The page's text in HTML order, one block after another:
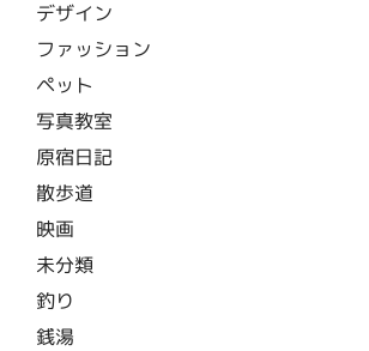
デザイン
ファッション
ペット
写真教室
原宿日記
散歩道
映画
未分類
釣り
銭湯